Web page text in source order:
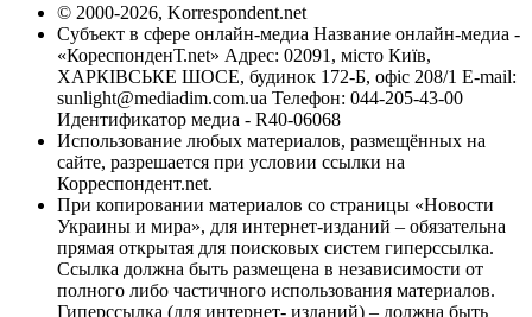
© 2000-2026, Korrespondent.net
Субъект в сфере онлайн-медиа Название онлайн-медиа -
«КореспонденТ.net» Адрес: 02091, місто Київ,
ХАРКІВСЬКЕ ШОСЕ, будинок 172-Б, офіс 208/1 E-mail:
sunlight@mediadim.com.ua Телефон: 044-205-43-00
Идентификатор медиа - R40-06068
Использование любых материалов, размещённых на
сайте, разрешается при условии ссылки на
Корреспондент.net.
При копировании материалов со страницы «Новости
Украины и мира», для интернет-изданий – обязательна
прямая открытая для поисковых систем гиперссылка.
Ссылка должна быть размещена в независимости от
полного либо частичного использования материалов.
Гиперссылка (для интернет- изданий) – должна быть